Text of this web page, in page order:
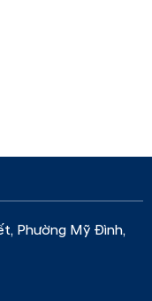
Phường Mỹ Đình,